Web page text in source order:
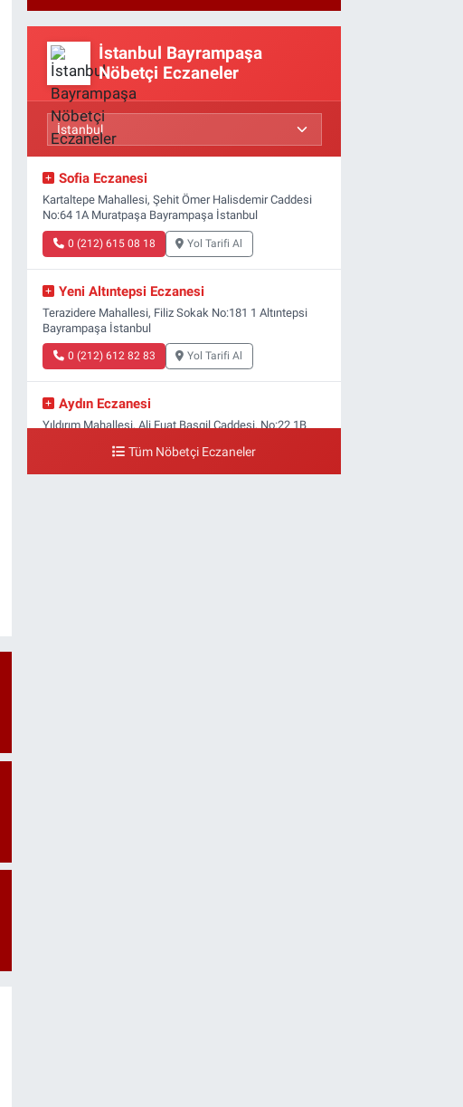
İstanbul Bayrampaşa
Nöbetçi Eczaneler
Sofia Eczanesi
Kartaltepe Mahallesi, Şehit Ömer Halisdemir Caddesi
No:64 1A Muratpaşa Bayrampaşa İstanbul
0 (212) 615 08 18 Yol Tarifi Al
Yeni Altıntepsi Eczanesi
Terazidere Mahallesi, Filiz Sokak No:181 1 Altıntepsi
Bayrampaşa İstanbul
0 (212) 612 82 83 Yol Tarifi Al
Aydın Eczanesi
Yıldırım Mahallesi, Ali Fuat Başgil Caddesi, No:22 1B
Tüm Nöbetçi Eczaneler